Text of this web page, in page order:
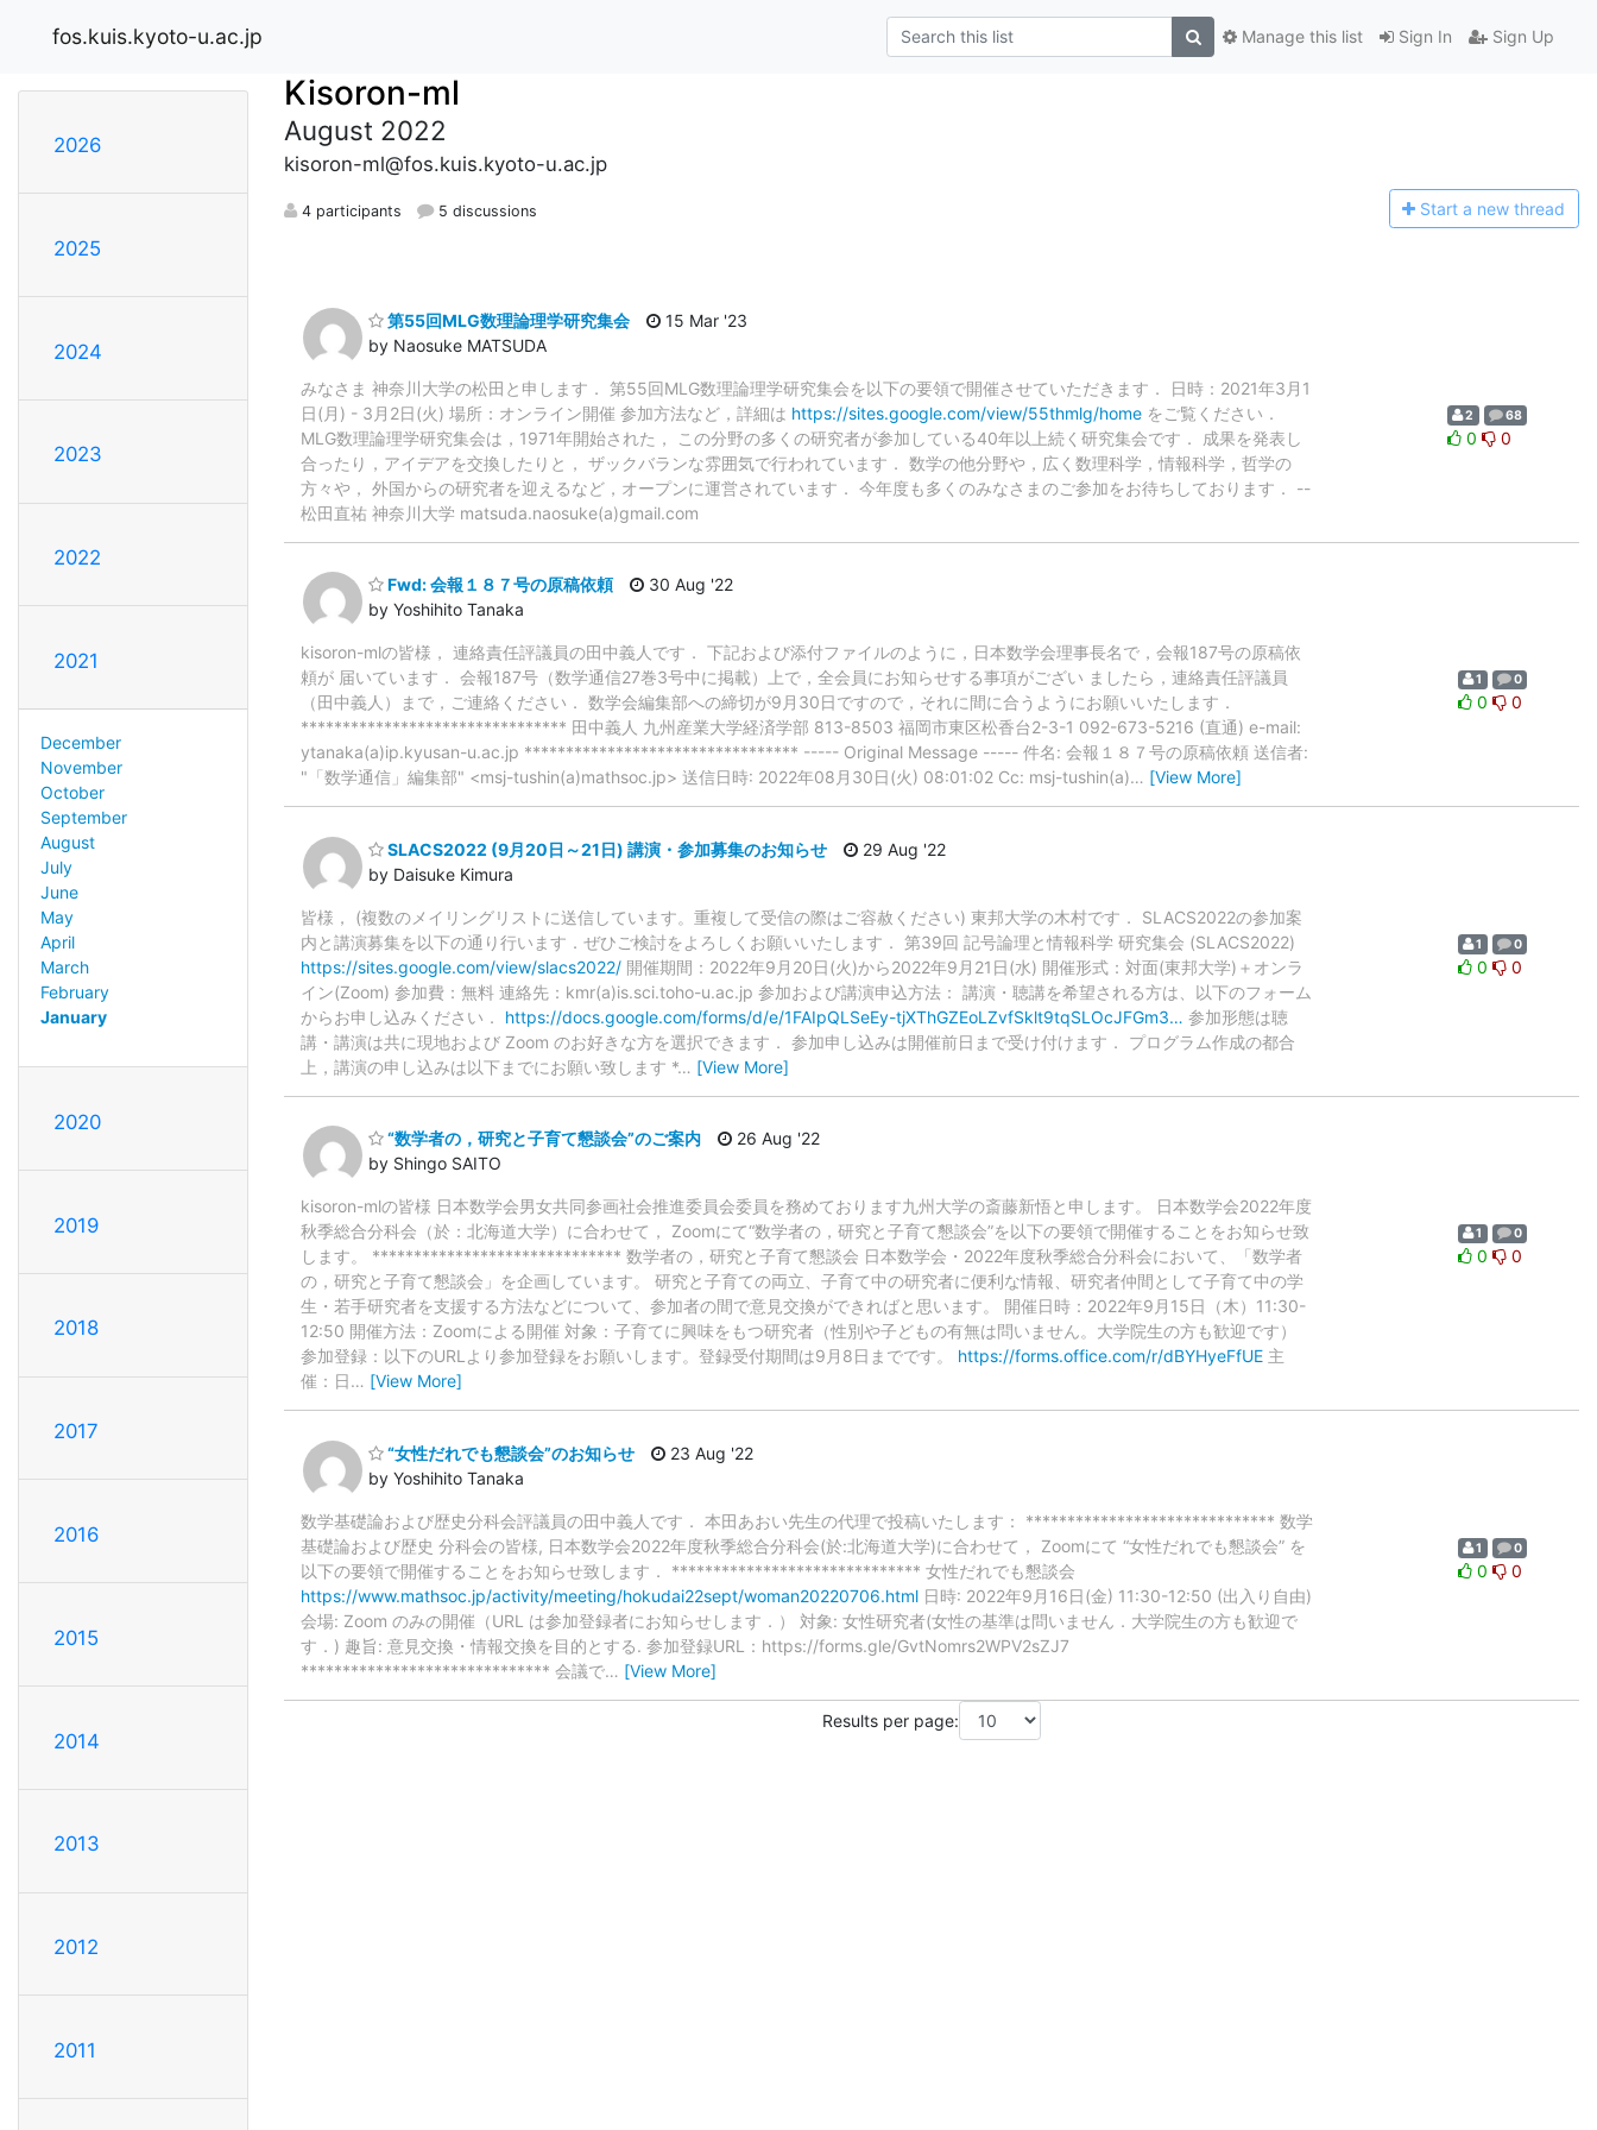
fos.kuis.kyoto-u.ac.jp Sign In Sign Up
Manage this list
2026
2025
2024
2023
2022
2021
December
November
October
September
August
July
June
May
April
March
February
January
2020
2019
2018
2017
2016
2015
2014
2013
2012
2011
Kisoron-ml
August 2022
kisoron-ml@fos.kuis.kyoto-u.ac.jp
4 participants 5 discussions Start a new thread
第55回MLG数理論理学研究集会
by Naosuke MATSUDA
15 Mar '23
みなさま 神奈川大学の松田と申します． 第55回MLG数理論理学研究集会を以下の要領で開催させていただきます． 日時：2021年3月1
日(月) - 3月2日(火) 場所：オンライン開催 参加方法など，詳細は https://sites.google.com/view/55thmlg/home をご覧ください．
MLG数理論理学研究集会は，1971年開始された， この分野の多くの研究者が参加している40年以上続く研究集会です． 成果を発表し
合ったり，アイデアを交換したりと， ザックバランな雰囲気で行われています． 数学の他分野や，広く数理科学，情報科学，哲学の
方々や， 外国からの研究者を迎えるなど，オープンに運営されています． 今年度も多くのみなさまのご参加をお待ちしております． --
松田直祐 神奈川大学 matsuda.naosuke(a)gmail.com
2 68
0 0
Fwd: 会報１８７号の原稿依頼
by Yoshihito Tanaka
30 Aug '22
kisoron-mlの皆様， 連絡責任評議員の田中義人です． 下記および添付ファイルのように，日本数学会理事長名で，会報187号の原稿依
頼が 届いています． 会報187号（数学通信27巻3号中に掲載）上で，全会員にお知らせする事項がござい ましたら，連絡責任評議員
（田中義人）まで，ご連絡ください． 数学会編集部への締切が9月30日ですので，それに間に合うようにお願いいたします．
******************************** 田中義人 九州産業大学経済学部 813-8503 福岡市東区松香台2-3-1 092-673-5216 (直通) e-mail:
ytanaka(a)ip.kyusan-u.ac.jp ********************************* ----- Original Message ----- 件名: 会報１８７号の原稿依頼 送信者:
"「数学通信」編集部" <msj-tushin(a)mathsoc.jp> 送信日時: 2022年08月30日(火) 08:01:02 Cc: msj-tushin(a)… [View More]
1 0
0 0
SLACS2022 (9月20日～21日) 講演・参加募集のお知らせ
by Daisuke Kimura
29 Aug '22
皆様， (複数のメイリングリストに送信しています。重複して受信の際はご容赦ください) 東邦大学の木村です． SLACS2022の参加案
内と講演募集を以下の通り行います．ぜひご検討をよろしくお願いいたします． 第39回 記号論理と情報科学 研究集会 (SLACS2022)
https://sites.google.com/view/slacs2022/ 開催期間：2022年9月20日(火)から2022年9月21日(水) 開催形式：対面(東邦大学)＋オンラ
イン(Zoom) 参加費：無料 連絡先：kmr(a)is.sci.toho-u.ac.jp 参加および講演申込方法： 講演・聴講を希望される方は、以下のフォーム
からお申し込みください． https://docs.google.com/forms/d/e/1FAIpQLSeEy-tjXThGZEoLZvfSklt9tqSLOcJFGm3… 参加形態は聴
講・講演は共に現地および Zoom のお好きな方を選択できます． 参加申し込みは開催前日まで受け付けます． プログラム作成の都合
上，講演の申し込みは以下までにお願い致します *… [View More]
1 0
0 0
“数学者の，研究と子育て懇談会”のご案内
by Shingo SAITO
26 Aug '22
kisoron-mlの皆様 日本数学会男女共同参画社会推進委員会委員を務めております九州大学の斎藤新悟と申します。 日本数学会2022年度
秋季総合分科会（於：北海道大学）に合わせて， Zoomにて“数学者の，研究と子育て懇談会”を以下の要領で開催することをお知らせ致
します。 ****************************** 数学者の，研究と子育て懇談会 日本数学会・2022年度秋季総合分科会において、「数学者
の，研究と子育て懇談会」を企画しています。 研究と子育ての両立、子育て中の研究者に便利な情報、研究者仲間として子育て中の学
生・若手研究者を支援する方法などについて、参加者の間で意見交換ができればと思います。 開催日時：2022年9月15日（木）11:30-
12:50 開催方法：Zoomによる開催 対象：子育てに興味をもつ研究者（性別や子どもの有無は問いません。大学院生の方も歓迎です）
参加登録：以下のURLより参加登録をお願いします。登録受付期間は9月8日までです。 https://forms.office.com/r/dBYHyeFfUE 主
催：日… [View More]
1 0
0 0
“女性だれでも懇談会”のお知らせ
by Yoshihito Tanaka
23 Aug '22
数学基礎論および歴史分科会評議員の田中義人です． 本田あおい先生の代理で投稿いたします： ****************************** 数学
基礎論および歴史 分科会の皆様, 日本数学会2022年度秋季総合分科会(於:北海道大学)に合わせて， Zoomにて “女性だれでも懇談会” を
以下の要領で開催することをお知らせ致します． ****************************** 女性だれでも懇談会
https://www.mathsoc.jp/activity/meeting/hokudai22sept/woman20220706.html 日時: 2022年9月16日(金) 11:30-12:50 (出入り自由)
会場: Zoom のみの開催（URL は参加登録者にお知らせします．） 対象: 女性研究者(女性の基準は問いません．大学院生の方も歓迎で
す．) 趣旨: 意見交換・情報交換を目的とする. 参加登録URL：https://forms.gle/GvtNomrs2WPV2sZJ7
****************************** 会議で… [View More]
1 0
0 0
Results per page: